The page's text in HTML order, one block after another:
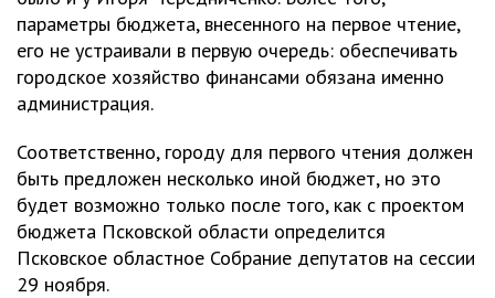
параметры бюджета, внесенного на первое чтение,
его не устраивали в первую очередь: обеспечивать
городское хозяйство финансами обязана именно
администрация.
Соответственно, городу для первого чтения должен
быть предложен несколько иной бюджет, но это
будет возможно только после того, как с проектом
бюджета Псковской области определится
Псковское областное Собрание депутатов на сессии
29 ноября.